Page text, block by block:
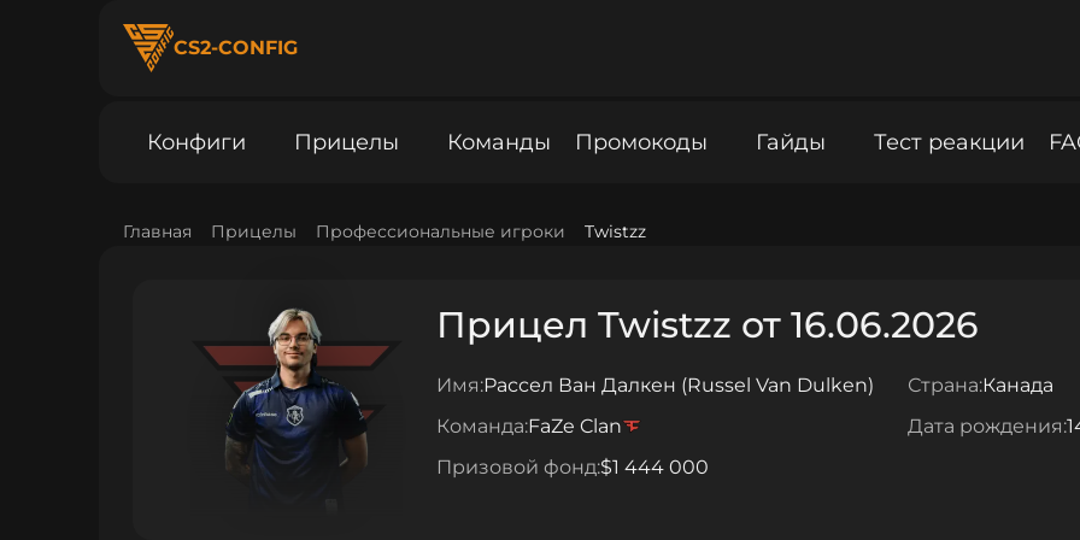
CS2-CONFIG
Конфиги Прицелы Команды Промокоды Гайды Тест реакции
Главная Прицелы Профессиональные игроки Twistzz
Прицел Twistzz от 16.06.2026
Имя:Рассел Ван Далкен (Russel Van Dulken) Страна:Канада
Команда:FaZe Clan Дата рождения:
Призовой фонд:$1 444 000